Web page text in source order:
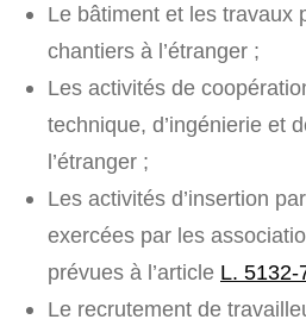
Le bâtiment et les travaux
chantiers à l’étranger ;
Les activités de
technique, d’ingénierie et
l’étranger ;
Les activités d’insertion
exercées par les
prévues à l’article L. 5132-
Le recrutement de